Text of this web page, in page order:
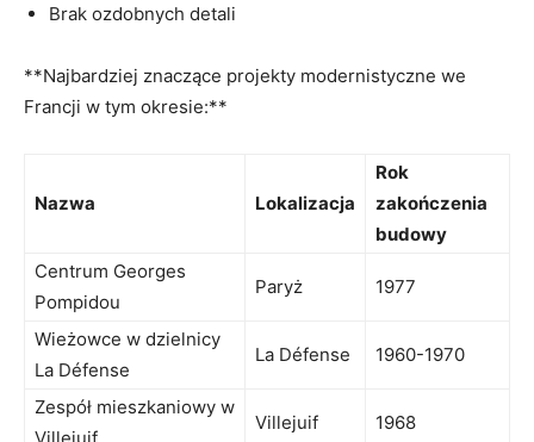
Brak ozdobnych detali
**Najbardziej znaczące‍ projekty modernistyczne we
Francji w tym okresie:**
Nazwa Lokalizacja
Rok⁣
zakończenia
budowy
Centrum Georges
⁤Pompidou
Paryż 1977
Wieżowce w dzielnicy
⁤La Défense
La Défense 1960-1970
Zespół mieszkaniowy ‍w
Villejuif 1968